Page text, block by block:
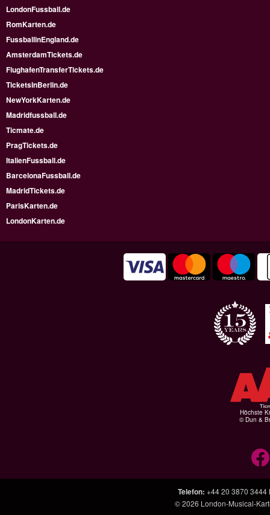
LondonFussball.de
RomKarten.de
FussballinEngland.de
AmsterdamTickets.de
FlughafenTransferTickets.de
TicketsInBerlin.de
NewYorkKarten.de
Madridfussball.de
Ticmate.de
PragTickets.de
ItalienFussball.de
BarcelonaFussball.de
MadridTickets.de
ParisKarten.de
LondonKarten.de
Höchste
© Dun &
Telefon: +44 20 3870 3444
© 2026 London-Musical-